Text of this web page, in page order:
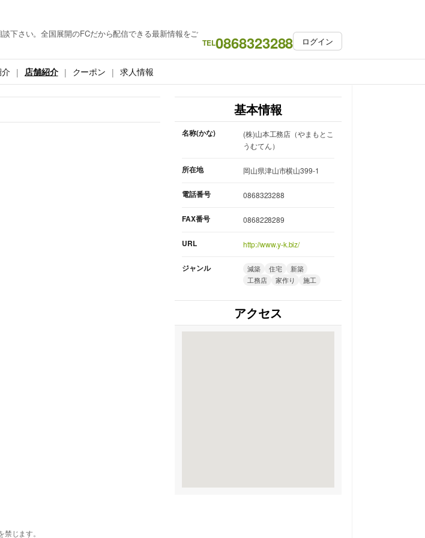
下さい。全国展開のFCだから配信できる最新情報をご
TEL0868323288 ログイン
店舗紹介 クーポン 求人情報
基本情報
名称(かな)
(株)山本工務店（やまもとこ
うむてん）
所在地 岡山県津山市横山399-1
電話番号 0868323288
FAX番号 0868228289
URL http://www.y-k.biz/
ジャンル 減築 住宅
新築
工務店
家作り 施工
アクセス
じます。